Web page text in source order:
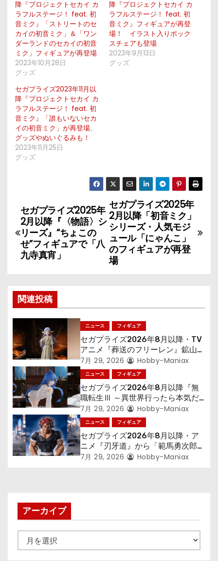
降『プロジェクトセカイ カ
ラフルステージ！ feat. 初
音ミク』「ストリートのセ
カイの初音ミク」＆「ワン
ダーランドのセカイの初音
ミク」フィギュアが再登場
2023年10月28日
グッズ
降『プロジェクトセカイ カ
ラフルステージ！ feat. 初
音ミク』フィギュアが再登
場！ イラスト入りボック
スチェアも登場
2023年9月13日
グッズ
セガプライズ2023年11月以
降『プロジェクトセカイ カ
ラフルステージ！ feat. 初
音ミク』「誰もいないセカ
イの初音ミク」が再登場、
グッズやぬいぐるみも！
2023年11月25日
グッズ
投
稿
ナ
ゲ
ー
シ
ョ
ン
セガプライズ2025年
2月以降「初音ミク」
シリーズ・人気モジ
ュール「にゃんこ」
のフィギュアが再登
場
セガプライズ2025年
2月以降『〈物語〉シ
リーズ』“ちょこの
せ”フィギュアで「八
九寺真宵」
関連投稿
ニュース フィギュア
セガプライズ2026年8月以降・TV
アニメ『葬送のフリーレン』鉱山で
300年働くことになっっちゃった
「フリーレン」を立体化！
7月 29, 2026 Hobby-Maniax
ニュース フィギュア
セガプライズ2026年8月以降『無
職転生Ⅲ ～異世界行ったら本気だ
す～』から「ロキシー」のフィギュ
アが登場！
7月 29, 2026 Hobby-Maniax
ニュース フィギュア
セガプライズ2026年8月以降・ア
ニメ『刃牙道』から「範馬勇次郎」
が登場ッッ!!
7月 29, 2026 Hobby-Maniax
アーカイブ
ー